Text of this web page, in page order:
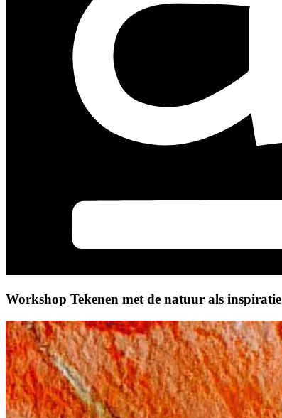
Workshop Tekenen met de natuur als inspiratie